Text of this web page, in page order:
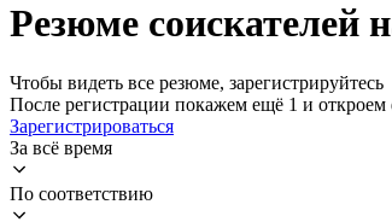
Резюме соискателей
Чтобы видеть все резюме, зарегистрируйтесь
После регистрации покажем ещё 1 и откроем
Зарегистрироваться
За всё время
По соответствию